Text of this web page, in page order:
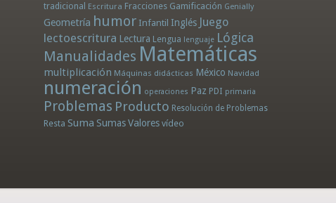
tradicional Escritura Fracciones Gamificación Genially
Geometría humor Infantil Inglés Juego
lectoescritura Lectura Lengua lenguaje Lógica
Manualidades Matemáticas
multiplicación Máquinas didácticas México Navidad
numeración operaciones Paz PDI primaria
Problemas Producto Resolución de Problemas
Resta Suma SumasValores vídeo